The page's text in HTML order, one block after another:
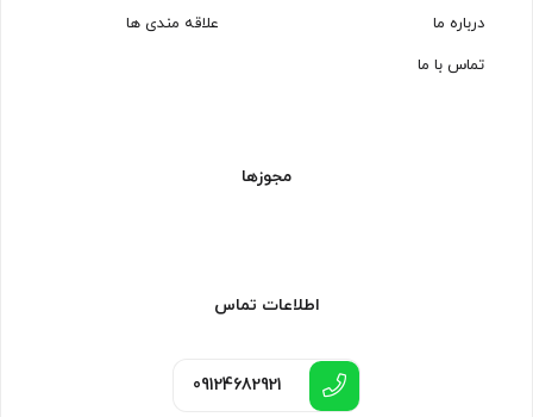
درباره ما
تماس با ما
علاقه مندی ها
مجوزها
اطلاعات تماس
09124682921